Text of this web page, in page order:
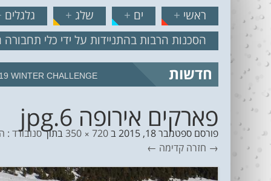
// תפריט
דלג לתוכן
ראשי + ים + שלג + גלגלים
הסכנות הרבות בהתניידות על ידי כלי
חדשות מצב הים והרוח – תחזית גלים
פארקים אירופה 6.jpg
פורסם ספטמבר 18, 2015 ב720 × 350 בתוךסנובורד :
→ חזרה קדימה ←